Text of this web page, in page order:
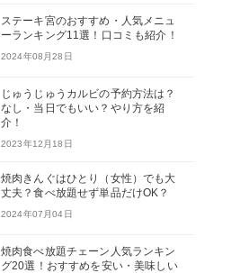
ステーキ宮のおすすめ・人気メニュ
ーランキング11選！口コミも紹介！
2024年08月28日
じゅうじゅうカルビの予約方法は？
なし・当日でもいい？やり方を紹
介！
2023年12月18日
焼肉きんぐはひとり（女性）でも大
丈夫？食べ放題せず単品だけOK？
2024年07月04日
焼肉食べ放題チェーン人気ランキン
グ20選！おすすめを安い・美味しい